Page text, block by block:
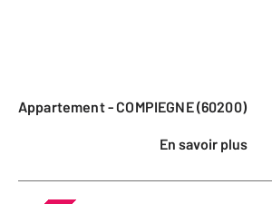
Appartement - COMPIEGNE (60200)
En savoir plus